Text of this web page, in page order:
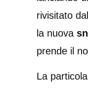
rivisitato
la nuova
prende il
La